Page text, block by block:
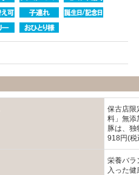
保古店限
料」無添
豚は、独
918円(税
栄養バラ
入った